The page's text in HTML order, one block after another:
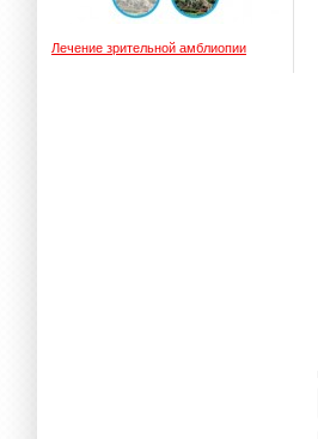
Лечение зрительной амблиопии